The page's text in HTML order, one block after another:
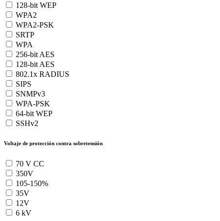
128-bit WEP
WPA2
WPA2-PSK
SRTP
WPA
256-bit AES
128-bit AES
802.1x RADIUS
SIPS
SNMPv3
WPA-PSK
64-bit WEP
SSHv2
Voltaje de protección contra sobretensión
70 V CC
350V
105-150%
35V
12V
6 kV